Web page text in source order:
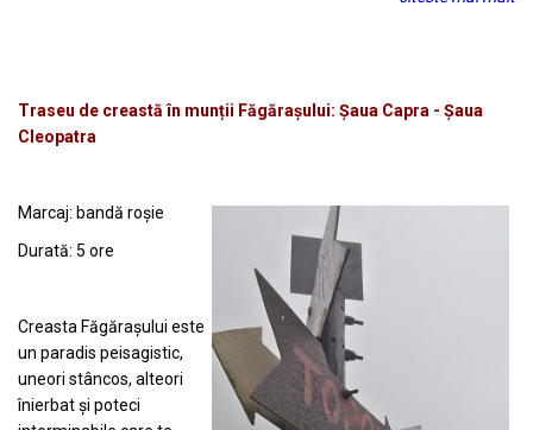
Traseu de creastă în munții Făgărașului: Șaua Capra - Șaua
Cleopatra
Marcaj: bandă roșie
Durată: 5 ore
Creasta Făgărașului este
un paradis peisagistic,
uneori stâncos, alteori
înierbat și poteci